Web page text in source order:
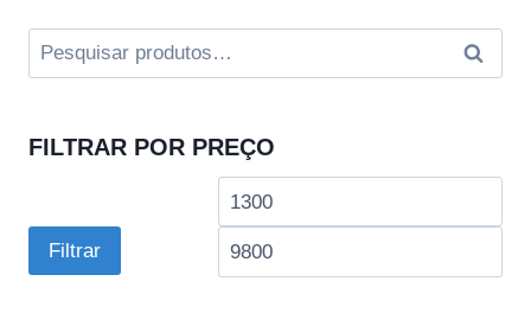
Pesquisar
por:
FILTRAR POR PREÇO
Preço
Filtrar